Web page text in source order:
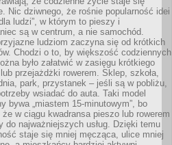
Nic dziwnego, że rośnie popularność idei
ludzi”, w którym to pieszy i
są w centrum, a nie samochód.
ludziom zaczyna się od krótkich
Chodzi o to, by większość codziennych
było załatwić w zasięgu krótkiego
przejażdżki rowerem. Sklep, szkoła,
park, przystanek – jeśli są w pobliżu,
wsiadać do auta. Taki model
bywa „miastem 15-minutowym”, bo
że w ciągu kwadransa pieszo lub rowerem
do najważniejszych usług. Dzięki temu
staje się mniej męcząca, ulice mniej